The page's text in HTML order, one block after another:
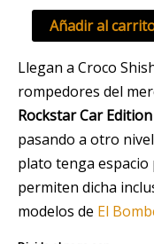
Añadir al
Llegan a Croco
rompedores del
Rockstar Car Edition
pasando a otro
plato tenga espacio
permiten dicha
modelos de El